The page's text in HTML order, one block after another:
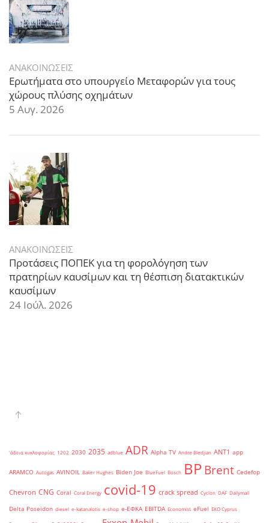
ΑΝΑΚΟΙΝΩΣΕΙΣ
Ερωτήματα στο υπουργείο Μεταφορών για τους
χώρους πλύσης οχημάτων
5 Αυγ. 2026
ΑΝΑΚΟΙΝΩΣΕΙΣ
Προτάσεις ΠΟΠΕΚ για τη φορολόγηση των
πρατηρίων καυσίμων και τη θέσπιση διατακτικών
καυσίμων
24 Ιούλ. 2026
'άδεια κυκλοφορίας 1202 2030 2035 adblue ADR Alpha TV Andre Bledjian ANT1 app
ARAMCO Autogas AVINOIL Baker Hughes Biden Joe BlueFuel Bosch BPBrent Cedefop
Chevron CNG Coral Coral Energy covid-19 crack spread Cyclon DAF Dailymail
Delta Poseidon diesel e-katanalotis e-shop e-ΕΦΚΑ EBITDA Economist eFuel EKO Cyprus